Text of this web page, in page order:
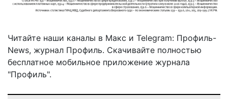
Читайте наши каналы в Макс и Telegram: Профиль-
News, журнал Профиль. Скачивайте полностью
бесплатное мобильное приложение журнала
"Профиль".